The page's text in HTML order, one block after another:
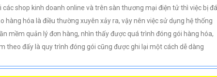
các shop kinh doanh online và trên sàn thương mại điện tử thì việc bị
hàng hóa là điều thường xuyên xảy ra, vậy nên việc sử dụng hệ thống
mềm quản lý đơn hàng, nhìn thấy được quá trình đóng gói hàng hóa,
theo đấy là quy trình đóng gói cũng được ghi lại một cách dễ dàng